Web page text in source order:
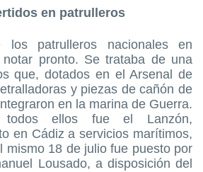
en patrulleros
los patrulleros nacionales en
pronto. Se trataba de una
que, dotados en el Arsenal de
y piezas de cañón de
en la marina de Guerra.
ellos fue el Lanzón,
en Cádiz a servicios marítimos,
mismo 18 de julio fue puesto por
Lousado, a disposición del